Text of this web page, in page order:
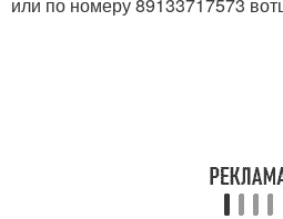
или по номеру 89133717573